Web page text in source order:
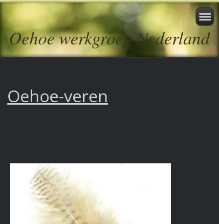
Oehoe werkgroep Nederland
Oehoe-veren